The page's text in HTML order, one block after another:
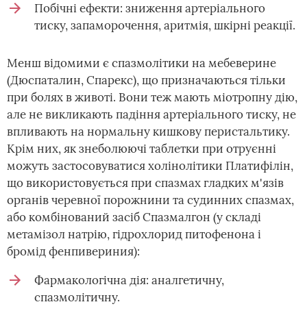
Побічні ефекти: зниження артеріального
тиску, запаморочення, аритмія, шкірні реакції.
Менш відомими є спазмолітики на мебеверине
(Дюспаталин, Спарекс), що призначаються тільки
при болях в животі. Вони теж мають міотропну дію,
але не викликають падіння артеріального тиску, не
впливають на нормальну кишкову перистальтику.
Крім них, як знеболюючі таблетки при отруєнні
можуть застосовуватися холінолітики Платифілін,
що використовується при спазмах гладких м'язів
органів черевної порожнини та судинних спазмах,
або комбінований засіб Спазмалгон (у складі
метамізол натрію, гідрохлорид питофенона і
бромід фенпивериния):
Фармакологічна дія: аналгетичну,
спазмолітичну.